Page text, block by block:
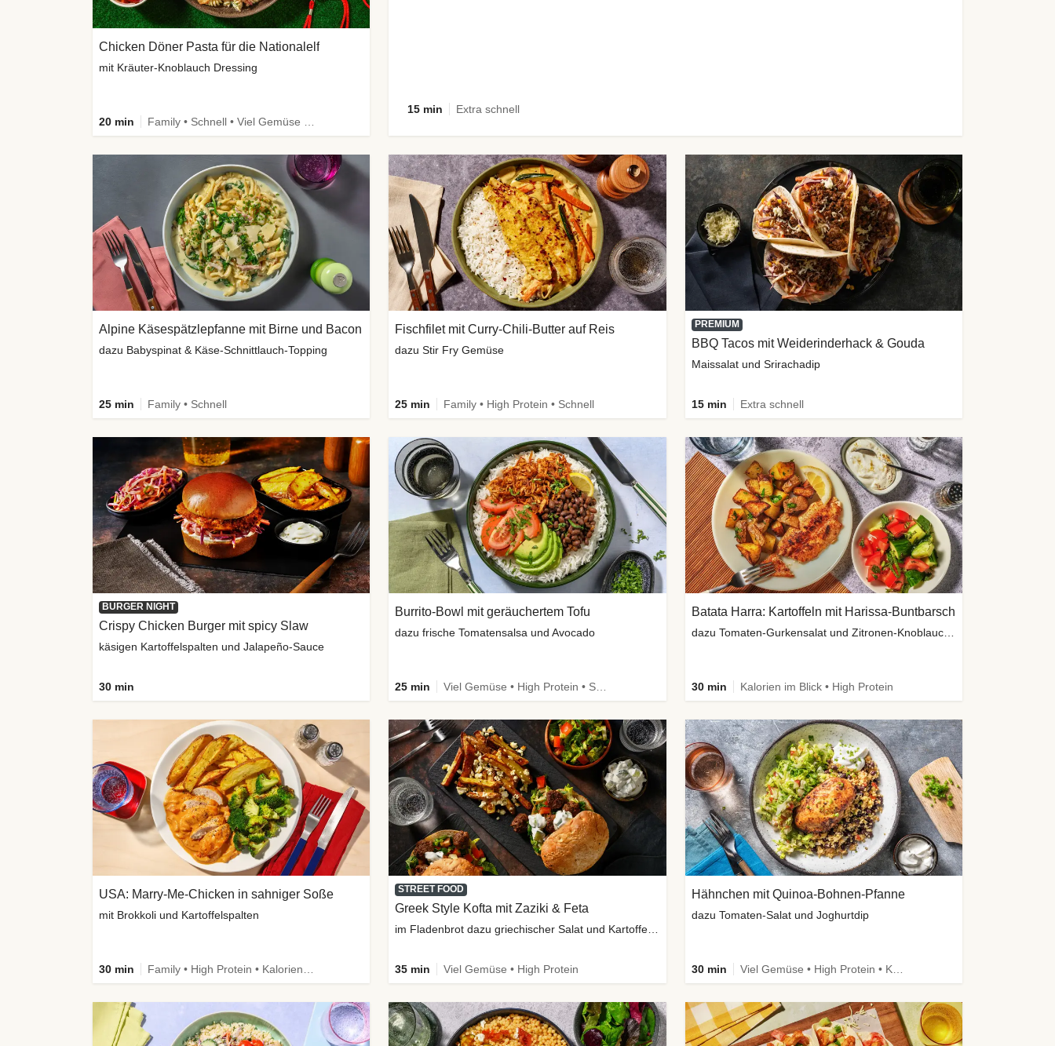
15 min Extra schnell
Chicken Döner Pasta für die Nationalelf
mit Kräuter-Knoblauch Dressing
20 min Family • Schnell • Viel Gemüse • High Protein
Alpine Käsespätzlepfanne mit Birne und Bacon
dazu Babyspinat & Käse-Schnittlauch-Topping
25 min Family • Schnell
Fischfilet mit Curry-Chili-Butter auf Reis
dazu Stir Fry Gemüse
25 min Family • High Protein • Schnell
PREMIUM
BBQ Tacos mit Weiderinderhack & Gouda
Maissalat und Srirachadip
15 min Extra schnell
BURGER NIGHT
Crispy Chicken Burger mit spicy Slaw
käsigen Kartoffelspalten und Jalapeño-Sauce
30 min
Burrito-Bowl mit geräuchertem Tofu
dazu frische Tomatensalsa und Avocado
25 min
Batata Harra: Kartoffeln mit Harissa-Buntbarsch
dazu Tomaten-Gurkensalat und Zitronen-Knoblauch Dip
30 min Kalorien im Blick • High Protein
USA: Marry-Me-Chicken in sahniger Soße
mit Brokkoli und Kartoffelspalten
30 min
STREET FOOD
Greek Style Kofta mit Zaziki & Feta
35 min Viel Gemüse • High Protein
Hähnchen mit Quinoa-Bohnen-Pfanne
dazu Tomaten-Salat und Joghurtdip
30 min Viel Gemüse • High Protein • Kalorien im Blick